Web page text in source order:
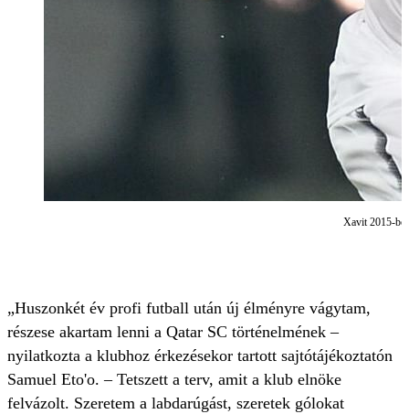
Xavit 2015-
„Huszonkét év profi futball után új élményre vágytam,
részese akartam lenni a Qatar SC történelmének –
nyilatkozta a klubhoz érkezésekor tartott sajtótájékoztatón
Samuel Eto'o. – Tetszett a terv, amit a klub elnöke
felvázolt. Szeretem a labdarúgást, szeretek gólokat